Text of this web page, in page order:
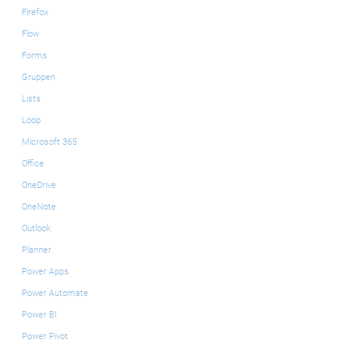
Firefox
Flow
Forms
Gruppen
Lists
Loop
Microsoft 365
Office
OneDrive
OneNote
Outlook
Planner
Power Apps
Power Automate
Power BI
Power Pivot